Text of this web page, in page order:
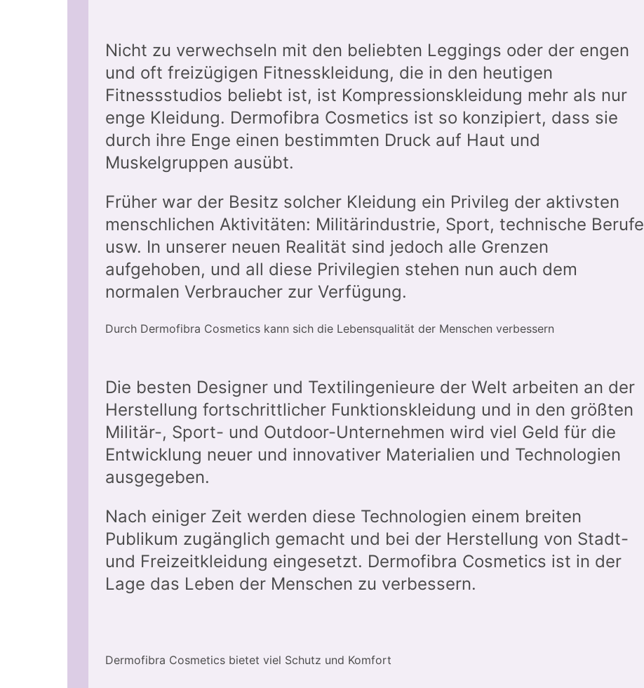
Nicht zu verwechseln mit den beliebten Leggings oder der engen
und oft freizügigen Fitnesskleidung, die in den heutigen
Fitnessstudios beliebt ist, ist Kompressionskleidung mehr als nur
enge Kleidung. Dermofibra Cosmetics ist so konzipiert, dass sie
durch ihre Enge einen bestimmten Druck auf Haut und
Muskelgruppen ausübt.
Früher war der Besitz solcher Kleidung ein Privileg der aktivsten
menschlichen Aktivitäten: Militärindustrie, Sport, technische Berufe
usw. In unserer neuen Realität sind jedoch alle Grenzen
aufgehoben, und all diese Privilegien stehen nun auch dem
normalen Verbraucher zur Verfügung.
Durch Dermofibra Cosmetics kann sich die Lebensqualität der Menschen verbessern
Die besten Designer und Textilingenieure der Welt arbeiten an der
Herstellung fortschrittlicher Funktionskleidung und in den größten
Militär-, Sport- und Outdoor-Unternehmen wird viel Geld für die
Entwicklung neuer und innovativer Materialien und Technologien
ausgegeben.
Nach einiger Zeit werden diese Technologien einem breiten
Publikum zugänglich gemacht und bei der Herstellung von Stadt-
und Freizeitkleidung eingesetzt. Dermofibra Cosmetics ist in der
Lage das Leben der Menschen zu verbessern.
Dermofibra Cosmetics bietet viel Schutz und Komfort